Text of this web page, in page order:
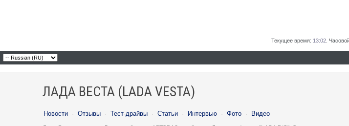
Текущее время: 13:02 .
ЛАДА ВЕСТА (LADA VESTA)
Новости · Отзывы · Тест-драйвы · Статьи · Интервью · Фото · Видео